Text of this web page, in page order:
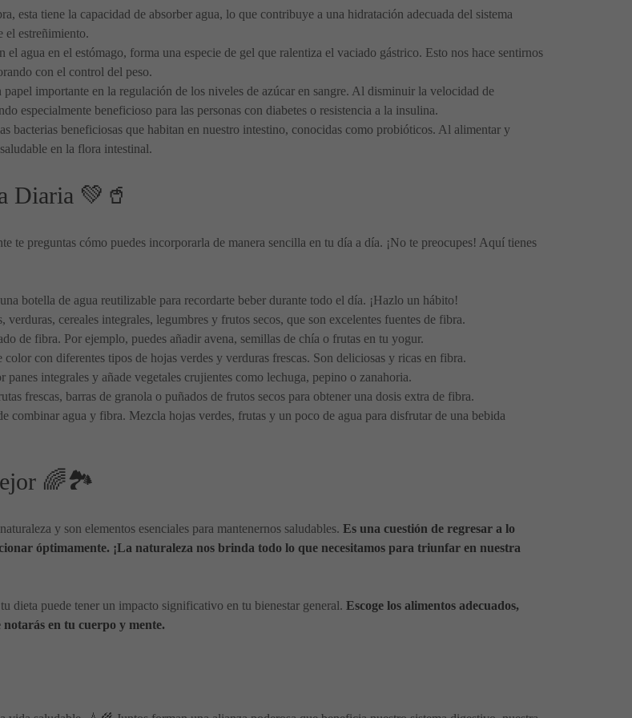
esta tiene la capacidad de absorber agua, lo que contribuye a una hidratación adecuada del sistema
el estreñimiento.
el agua en el estómago, forma una especie de gel que ralentiza el vaciado gástrico. Esto nos hace sentirnos
con el control del peso.
importante en la regulación de los niveles de azúcar en sangre. Al disminuir la velocidad de
especialmente beneficioso para las personas con diabetes o resistencia a la insulina.
bacterias beneficiosas que habitan en nuestro intestino, conocidas como probióticos. Al alimentar y
en la flora intestinal.
Diaria 💚🥤
te preguntas cómo puedes incorporarla de manera sencilla en tu día a día. ¡No te preocupes! Aquí tienes
botella de agua reutilizable para recordarte beber durante todo el día. ¡Hazlo un hábito!
verduras, cereales integrales, legumbres y frutos secos, que son excelentes fuentes de fibra.
de fibra. Por ejemplo, puedes añadir avena, semillas de chía o frutas en tu yogur.
color con diferentes tipos de hojas verdes y verduras frescas. Son deliciosas y ricas en fibra.
panes integrales y añade vegetales crujientes como lechuga, pepino o zanahoria.
frescas, barras de granola o puñados de frutos secos para obtener una dosis extra de fibra.
combinar agua y fibra. Mezcla hojas verdes, frutas y un poco de agua para disfrutar de una bebida
🌈🏞️
y son elementos esenciales para mantenernos saludables. Es una cuestión de regresar a lo
óptimamente. ¡La naturaleza nos brinda todo lo que necesitamos para triunfar en nuestra
dieta puede tener un impacto significativo en tu bienestar general. Escoge los alimentos adecuados,
en tu cuerpo y mente.